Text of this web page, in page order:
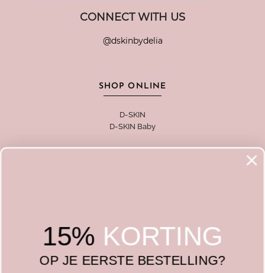
CONNECT WITH US
@dskinbydelia
SHOP ONLINE
D-SKIN
D-SKIN Baby
Privacy Policy
Ambassador
Contact
15% KORTING
OP JE EERSTE BESTELLING?